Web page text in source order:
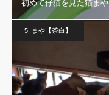
初めて仔猫を見た猫まや
5. まや【茶白】